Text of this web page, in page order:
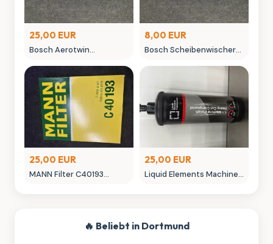
25,00 EUR
Bosch Aerotwin
neuwertig in OVP
8,00 EUR
Bosch Scheibenwischer
gebraucht
25,00 EUR
MANN Filter C40193
25,00 EUR
Liquid Elements Machine
🔥 Beliebt in Dortmund